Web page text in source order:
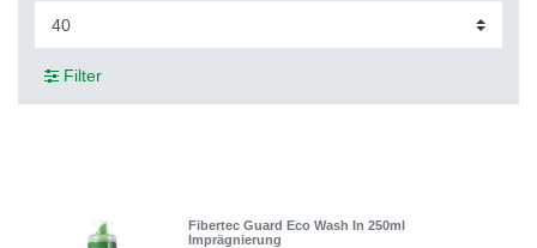
Filter
Fibertec Guard Eco Wash In 250ml
Imprägnierung